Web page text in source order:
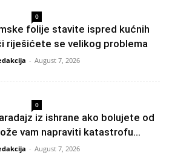
0
folije stavite ispred kućnih
riješićete se velikog problema
- August 7, 2026
0
iz ishrane ako bolujete od
vam napraviti katastrofu...
- August 7, 2026